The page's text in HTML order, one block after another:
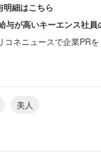
明細はこちら
与が高いキーエンス社員
ネニュースで企業PR
美人